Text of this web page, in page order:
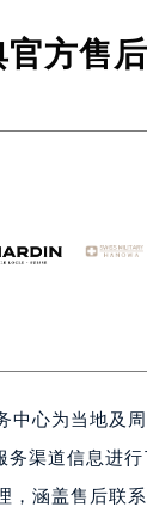
海陵区永定东
市南湖区广益路
红谷滩新区红
市历下区经十路
惠城区江北文
思明区湖滨东
鼓楼区五四路
方售
中心为当地及
务渠道信息进
，涵盖售后联